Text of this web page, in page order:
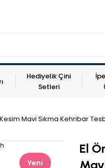
Hediyelik Çini
Setleri
Mavi Sıkma Kehribar
Yeni
El